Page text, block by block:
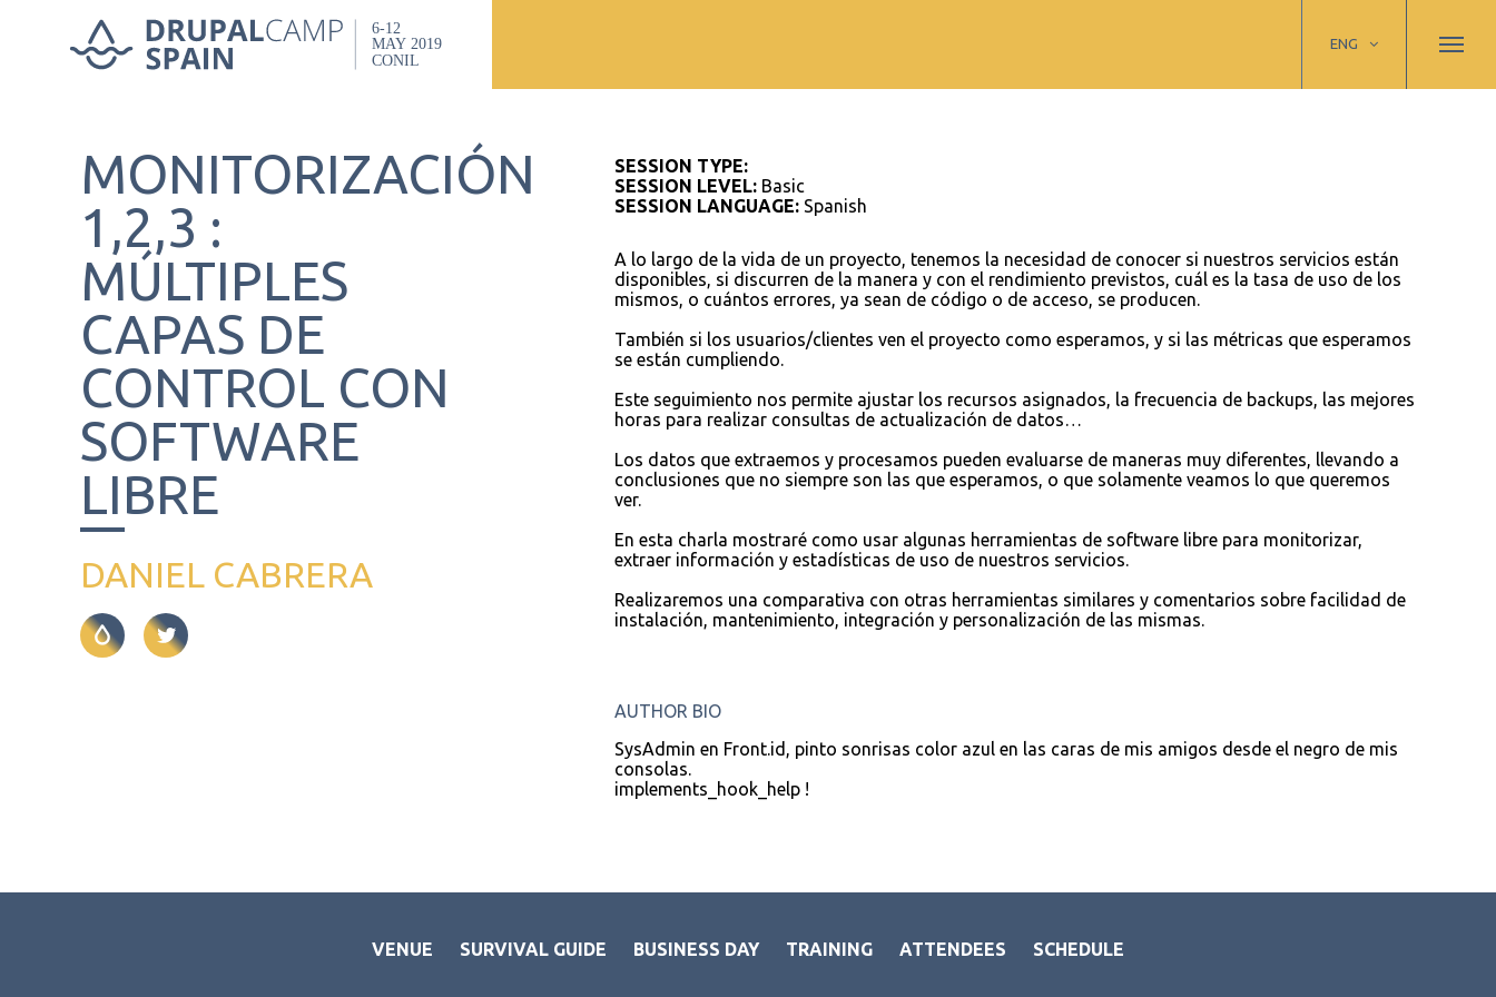
ENG
MONITORIZACIÓN
1,2,3 :
MÚLTIPLES
CAPAS DE
CONTROL CON
SOFTWARE
LIBRE
DANIEL CABRERA
SESSION TYPE:
SESSION LEVEL: Basic
SESSION LANGUAGE: Spanish
A lo largo de la vida de un proyecto, tenemos la necesidad de conocer si nuestros servicios están
disponibles, si discurren de la manera y con el rendimiento previstos, cuál es la tasa de uso de los
mismos, o cuántos errores, ya sean de código o de acceso, se producen.
También si los usuarios/clientes ven el proyecto como esperamos, y si las métricas que esperamos
se están cumpliendo.
Este seguimiento nos permite ajustar los recursos asignados, la frecuencia de backups, las mejores
horas para realizar consultas de actualización de datos…
Los datos que extraemos y procesamos pueden evaluarse de maneras muy diferentes, llevando a
conclusiones que no siempre son las que esperamos, o que solamente veamos lo que queremos
ver.
En esta charla mostraré como usar algunas herramientas de software libre para monitorizar,
extraer información y estadísticas de uso de nuestros servicios.
Realizaremos una comparativa con otras herramientas similares y comentarios sobre facilidad de
instalación, mantenimiento, integración y personalización de las mismas.
AUTHOR BIO
SysAdmin en Front.id, pinto sonrisas color azul en las caras de mis amigos desde el negro de mis
consolas.
implements_hook_help !
VENUE SURVIVAL GUIDE BUSINESS DAY TRAINING ATTENDEES SCHEDULE